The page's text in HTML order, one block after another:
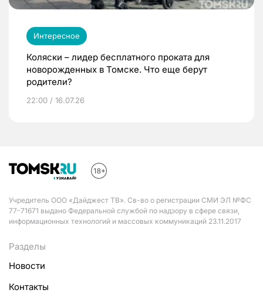
Интересное
Коляски – лидер бесплатного проката для
новорожденных в Томске. Что еще берут
родители?
22:00 / 16.07.26
Учредитель ООО «Дайджест ТВ». Св-во о регистрации СМИ ЭЛ №ФС
77-71671 выдано Федеральной службой по надзору в сфере связи,
информационных технологий и массовых коммуникаций 23.11.2017
Разделы
Новости
Контакты